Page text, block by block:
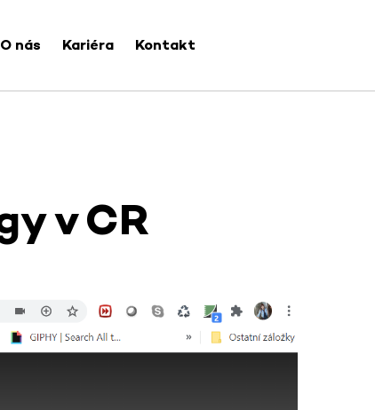
O nás Kariéra Kontakt
v CR